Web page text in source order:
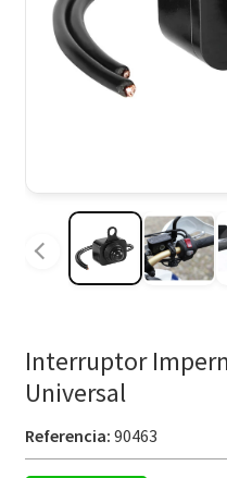
Interruptor
Universal
Referencia: 90463